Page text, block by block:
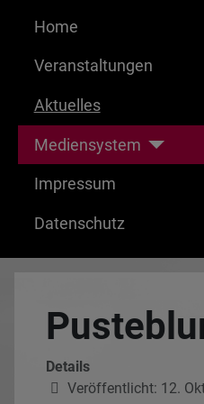
Home
Veranstaltungen
Aktuelles
Mediensystem
Impressum
Datenschutz
Details
Veröffentlicht: 12.